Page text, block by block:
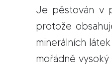
Je pěstován v
protože
mi­ne­rál­ních
mo­řád­ně